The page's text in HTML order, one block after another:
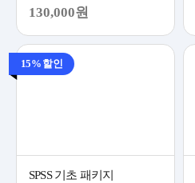
130,000원
15% 할인
SPSS 기초 패키지